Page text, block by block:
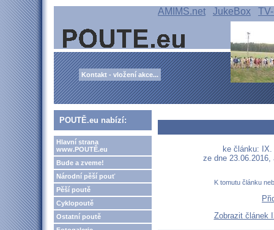
AMIMS.net JukeBox
Kontakt - vložení akce...
POUTĚ.eu nabízí:
Hlavní strana
www.POUTĚ.eu
Bude a zveme!
Národní pěší pouť
Pěší poutě
Cyklopoutě
Ostatní poutě
ke článku:
ze dne
K tomutu článku
Zobrazit článek